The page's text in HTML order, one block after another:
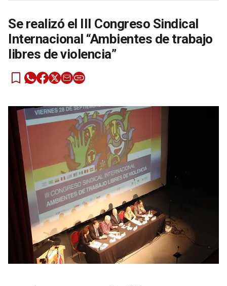
Se realizó el III Congreso Sindical
Internacional “Ambientes de trabajo
libres de violencia”